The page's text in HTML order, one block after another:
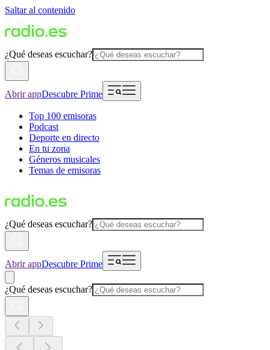
Saltar al contenido
¿Qué deseas escuchar?
Abrir appDescubre Prime
Top 100 emisoras
Podcast
Deporte en directo
En tu zona
Géneros musicales
Temas de emisoras
¿Qué deseas escuchar?
Abrir appDescubre Prime
¿Qué deseas escuchar?